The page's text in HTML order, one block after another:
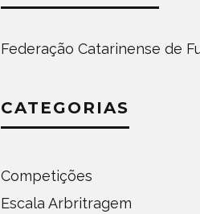
Federação Catarinense de
CATEGORIAS
Competições
Escala Arbritragem